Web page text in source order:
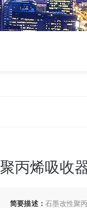
聚丙烯吸收
简要描述：石墨改性聚